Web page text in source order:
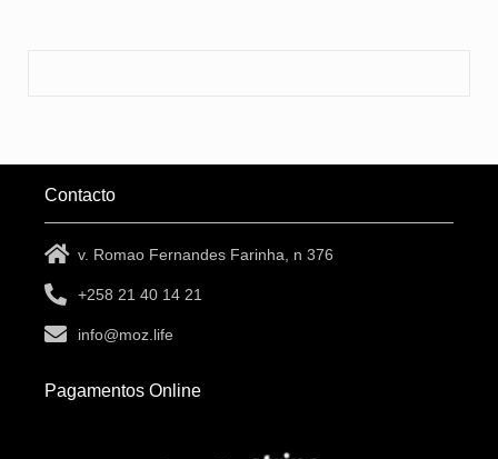
Contacto
v. Romao Fernandes Farinha, n 376
+258 21 40 14 21
info@moz.life
Pagamentos Online